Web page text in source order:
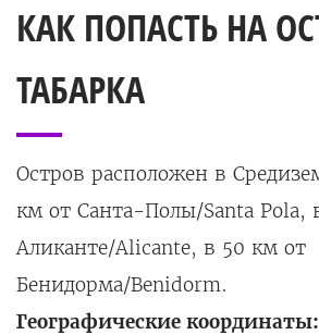
КАК ПОПАСТЬ НА
ТАБАРКА
Остров расположен в
км от Санта-Полы/Santa Pola,
Аликанте/Alicante, в 50 км от
Бенидорма/Benidorm.
Географические координаты: